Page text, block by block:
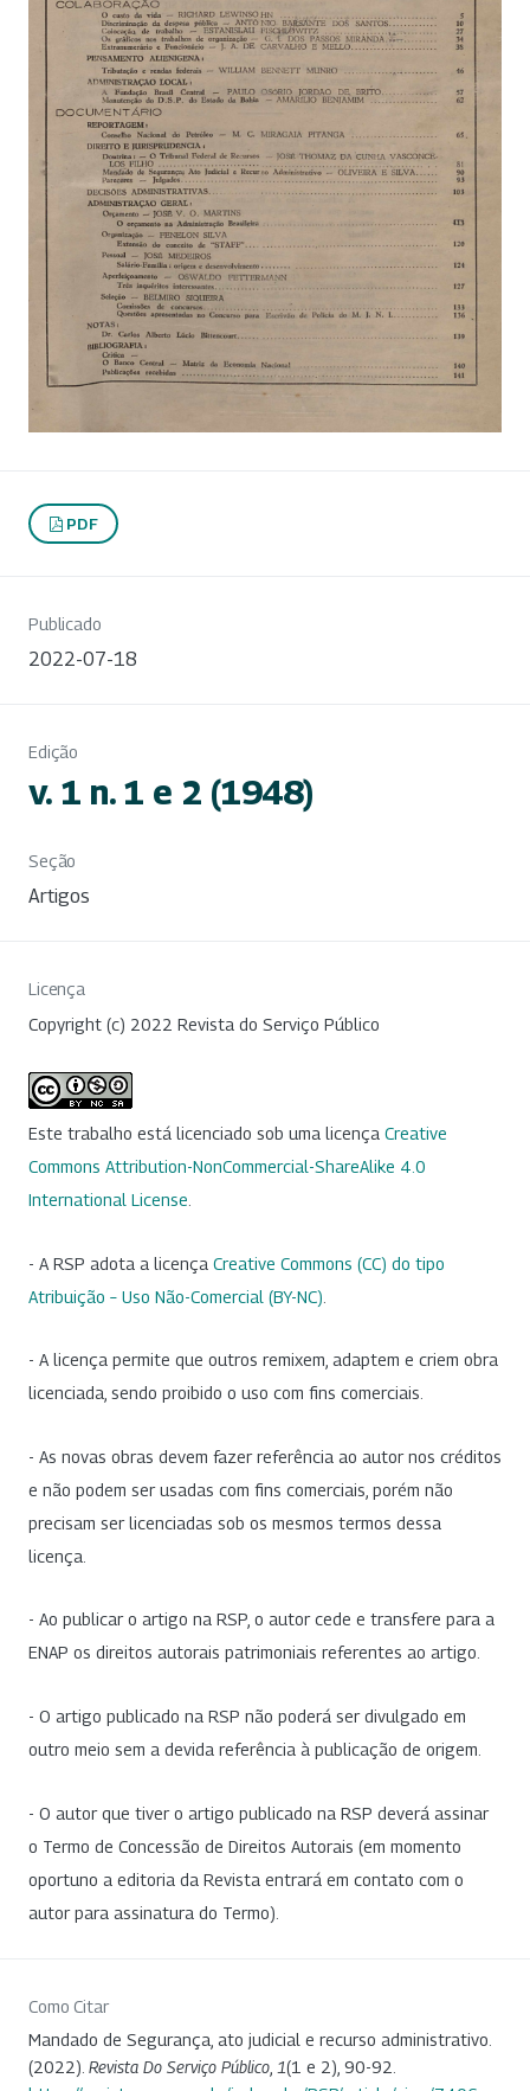
PDF
Publicado
2022-07-18
Edição
v. 1 n. 1 e 2 (1948)
Seção
Artigos
Licença
Copyright (c) 2022 Revista do Serviço Público
Este trabalho está licenciado sob uma licença Creative
Commons Attribution-NonCommercial-ShareAlike 4.0
International License
- A RSP adota a licença Creative Commons (CC) do tipo
Atribuição – Uso Não-Comercial (BY-NC)
- A licença permite que outros remixem, adaptem e criem obra
licenciada, sendo proibido o uso com fins comerciais.
- As novas obras devem fazer referência ao autor nos créditos
e não podem ser usadas com fins comerciais, porém não
precisam ser licenciadas sob os mesmos termos dessa
licença.
- Ao publicar o artigo na RSP, o autor cede e transfere para a
ENAP os direitos autorais patrimoniais referentes ao artigo.
- O artigo publicado na RSP não poderá ser divulgado em
outro meio sem a devida referência à publicação de origem.
- O autor que tiver o artigo publicado na RSP deverá assinar
o Termo de Concessão de Direitos Autorais (em momento
oportuno a editoria da Revista entrará em contato com o
autor para assinatura do Termo).
Como Citar
Mandado de Segurança, ato judicial e recurso administrativo.
(2022). Revista Do Serviço Público 1(1 e 2), 90-92.